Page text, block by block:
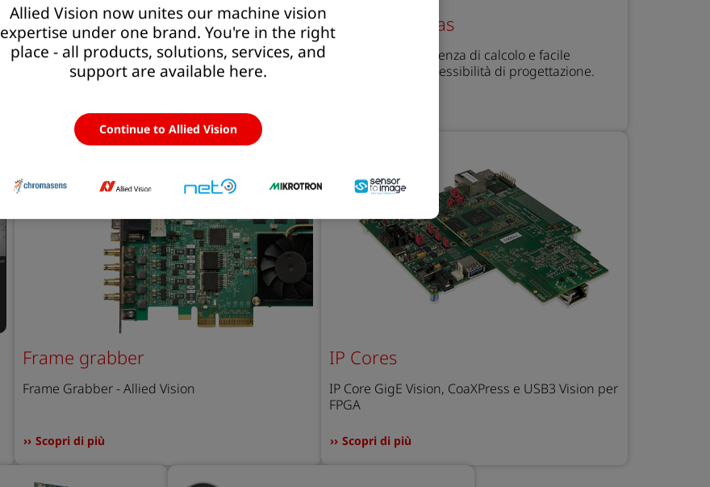
Telecamere lineari
Per i più elevati standard di qualità nell'ispezione
di superfici e componenti.
Smart Cameras
Alecs combina potenza di calcolo e facile
integrazione con flessibilità di progettazione.
Frame grabber
Frame Grabber - Allied Vision
Scopri di più
IP Cores
IP Core GigE Vision, CoaXPress e USB3 Vision per
FPGA
Scopri di più
Allied Vision now unites our machine vision
expertise under one brand. You're in the right
place - all products, solutions, services, and
support are available here.
Continue to Allied Vision